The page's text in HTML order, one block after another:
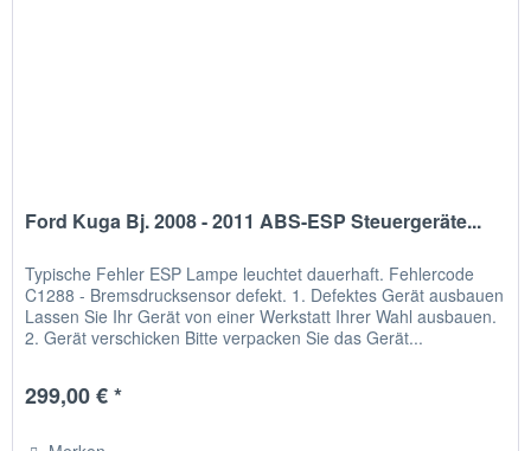
Ford Kuga Bj. 2008 - 2011 ABS-ESP Steuergeräte...
Typische Fehler ESP Lampe leuchtet dauerhaft. Fehlercode
C1288 - Bremsdrucksensor defekt. 1. Defektes Gerät ausbauen
Lassen Sie Ihr Gerät von einer Werkstatt Ihrer Wahl ausbauen.
2. Gerät verschicken Bitte verpacken Sie das Gerät...
299,00 € *